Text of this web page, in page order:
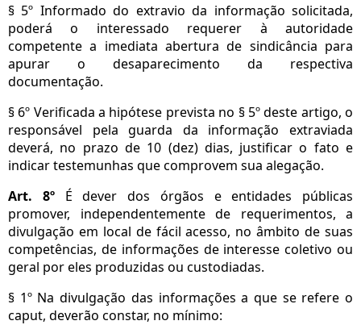
§ 5º Informado do extravio da informação solicitada,
poderá o interessado requerer à autoridade
competente a imediata abertura de sindicância para
apurar o desaparecimento da respectiva
documentação.
§ 6º Verificada a hipótese prevista no § 5º deste artigo, o
responsável pela guarda da informação extraviada
deverá, no prazo de 10 (dez) dias, justificar o fato e
indicar testemunhas que comprovem sua alegação.
Art. 8ºÉ dever dos órgãos e entidades públicas
promover, independentemente de requerimentos, a
divulgação em local de fácil acesso, no âmbito de suas
competências, de informações de interesse coletivo ou
geral por eles produzidas ou custodiadas.
§ 1º Na divulgação das informações a que se refere o
caput, deverão constar, no mínimo: